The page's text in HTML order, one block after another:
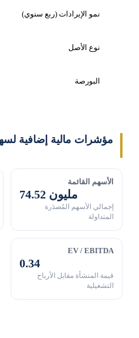
نمو الإيرادات (ربع سنوي)
نوع الأصل
البورصة
مؤشرات مالية إضافية
الأسهم القائمة
74.52 مليون
إجمالي الأسهم المُصدَرة
المتداولة
EV / EBITDA
0.34
قيمة المنشأة مقابل الأرباح
التشغيلية